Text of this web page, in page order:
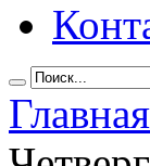
Главная